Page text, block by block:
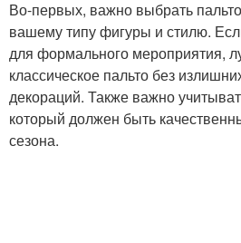
Во-первых, важно выбрать
вашему типу фигуры и стилю.
для формального мероприятия,
классическое пальто без
декораций. Также важно
который должен быть
сезона.